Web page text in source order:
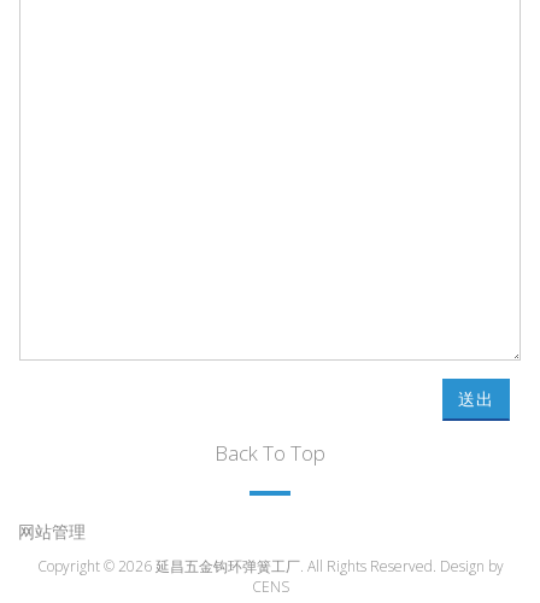
送出
Back To Top
网站管理
Copyright © 2026 延昌五金钩环弹簧工厂. All Rights Reserved. Design by
CENS